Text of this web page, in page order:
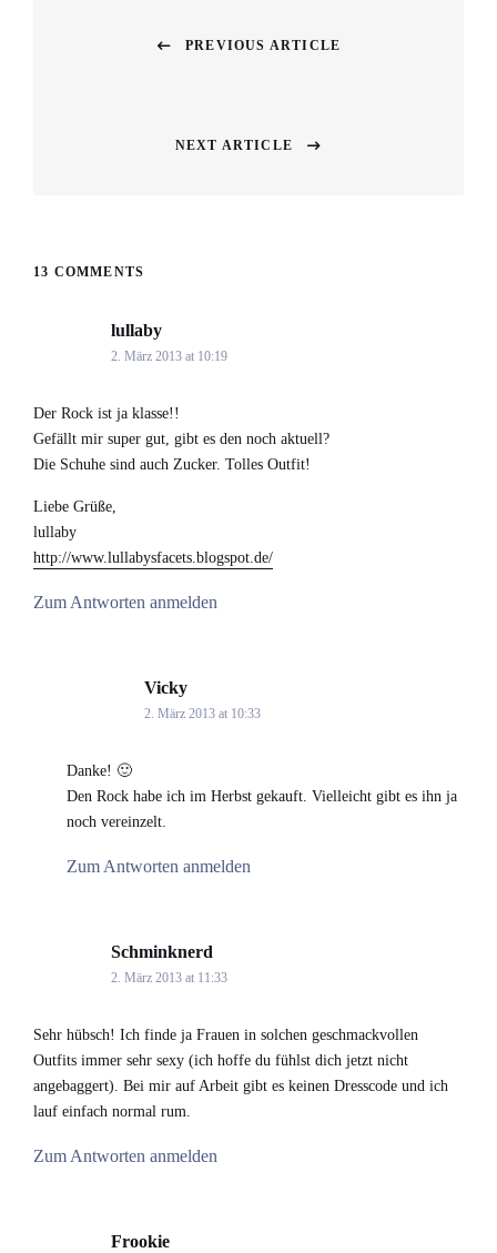
PREVIOUS ARTICLE
NEXT ARTICLE
13 COMMENTS
lullaby
2. März 2013 at 10:19
Der Rock ist ja klasse!!
Gefällt mir super gut, gibt es den noch aktuell?
Die Schuhe sind auch Zucker. Tolles Outfit!
Liebe Grüße,
lullaby
http://www.lullabysfacets.blogspot.de/
Zum Antworten anmelden
Vicky
2. März 2013 at 10:33
Danke! 🙂
Den Rock habe ich im Herbst gekauft. Vielleicht gibt es ihn ja
noch vereinzelt.
Zum Antworten anmelden
Schminknerd
2. März 2013 at 11:33
Sehr hübsch! Ich finde ja Frauen in solchen geschmackvollen
Outfits immer sehr sexy (ich hoffe du fühlst dich jetzt nicht
angebaggert). Bei mir auf Arbeit gibt es keinen Dresscode und ich
lauf einfach normal rum.
Zum Antworten anmelden
Frookie